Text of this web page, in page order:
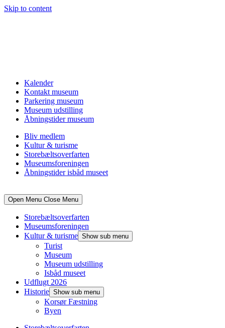
Skip to content
Kalender
Kontakt museum
Parkering museum
Museum udstilling
Åbningstider museum
Bliv medlem
Kultur & turisme
Storebæltsoverfarten
Museumsforeningen
Åbningstider isbåd museet
Open Menu Close Menu
Storebæltsoverfarten
Museumsforeningen
Kultur & turisme Show sub menu
Turist
Museum
Museum udstilling
Isbåd museet
Udflugt 2026
Historie Show sub menu
Korsør Fæstning
Byen